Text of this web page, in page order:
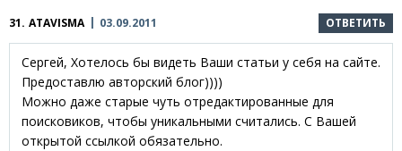
31. ATAVISMA 03.09.2011 ОТВЕТИТЬ
Сергей, Хотелось бы видеть Ваши статьи у себя на сайте.
Предоставлю авторский блог))))
Можно даже старые чуть отредактированные для
поисковиков, чтобы уникальными считались. С Вашей
открытой ссылкой обязательно.